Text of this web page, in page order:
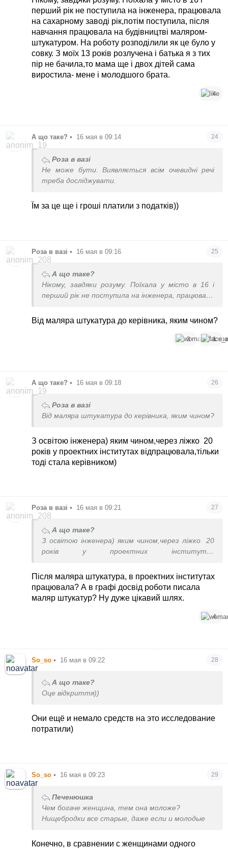
перший рік не поступила на інженера, працювала
на сахарному заводі рік,потім поступила, після
навчання працювала на будівництві маляром-
штукатуром. На роботу розподілили як це було у
совку. З моїх 13 років розлучена і батька я з тих
пір не бачила,то мама ще і двох дітей сама
виростила- мене і молодшого брата.
4
А що таке? • 16 мая в 09:14 24
Роза в вазі
Не може бути. Виявляється всім очевидні речі
треба досліджувати.
Їм за це ще і гроші платили з податків))
Роза в вазі • 16 мая в 09:16 25
А що таке?
Нікому, завдяки розуму. Поїхала у місто в 16 і
перший рік не поступила на інженера, працювала
навчання працювала на будівництві маляром-
у совку. З моїх 13 років розлучена і батька я з тих
Від маляра штукатура до керівника, яким чином?
3 1
А що таке? • 16 мая в 09:18 26
Роза в вазі
Від маляра штукатура до керівника, яким чином?
З освітою інженера) яким чином,через ліжко 20
років у проектних інститутах відпрацювала,тільки
тоді стала керівником)
Роза в вазі • 16 мая в 09:21 27
А що таке?
З освітою інженера) яким чином,через ліжко
20
років у проектних інститутах
Після маляра штукатура, в проектних інститутах
працювала? А в графі досвід роботи писала
маляр штукатур? Ну дуже цікавий шлях.
4
So_so • 16 мая в 09:22 28
А що таке?
Оце відкриття))
Они ещё и немало средств на это исследование
потратили)
So_so • 16 мая в 09:23 29
Печенюшка
Чем богаче женщина, тем она моложе?
Нищебродки все старые, даже если и молодые
Конечно, в сравнении с женщинами одного